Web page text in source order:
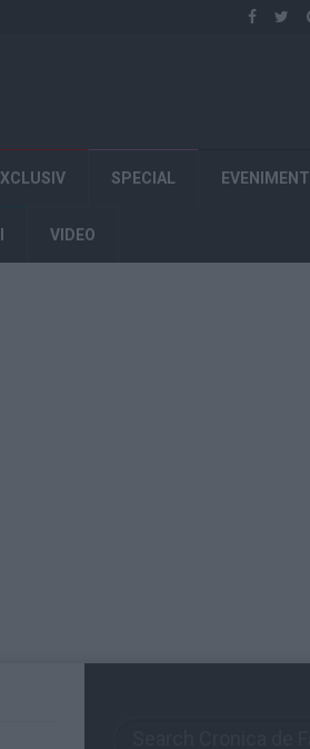
SPECIAL EVENIMENT
VIDEO